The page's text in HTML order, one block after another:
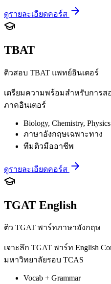
ดูรายละเอียดคอร์ส
TBAT
ติวสอบ TBAT แพทย์อินเตอร์
เตรียมความพร้อมสำหรับการ
ภาคอินเตอร์
Biology, Chemistry, Physics
ภาษาอังกฤษเฉพาะทาง
ทีมติวมืออาชีพ
ดูรายละเอียดคอร์ส
TGAT English
ติว TGAT พาร์ทภาษาอังกฤษ
เจาะลึก TGAT พาร์ท English
มหาวิทยาลัยรอบ TCAS
Vocab + Grammar